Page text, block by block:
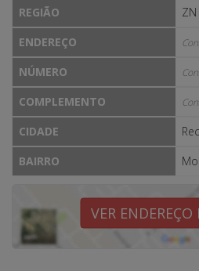
REGIÃO
ZN
ENDEREÇO
NÚMERO
COMPLEMENTO
CIDADE
BAIRRO
VER